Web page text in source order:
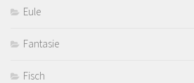
Eule
Fantasie
Fisch